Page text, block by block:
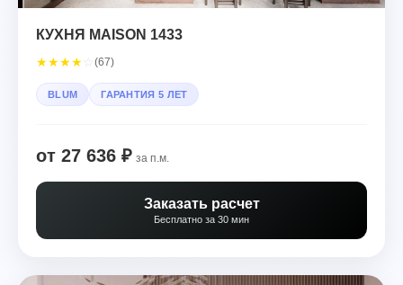
КУХНЯ MAISON 1433
★★★★ (67)
BLUM ГАРАНТИЯ 5 ЛЕТ
от 27 636 ₽ за п.м.
Заказать расчет
Бесплатно за 30 мин